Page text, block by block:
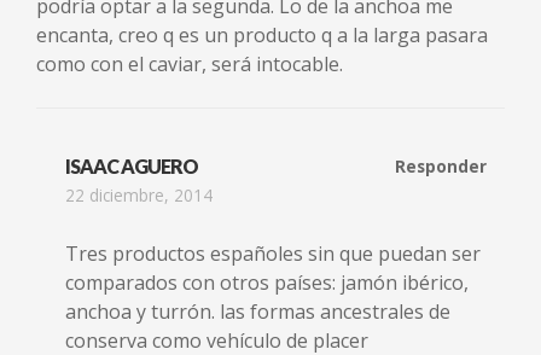
podría optar a la segunda. Lo de la anchoa me
encanta, creo q es un producto q a la larga pasara
como con el caviar, será intocable.
ISAAC AGUERO
22 diciembre, 2014
Responder
Tres productos españoles sin que puedan ser
comparados con otros países: jamón ibérico,
anchoa y turrón. las formas ancestrales de
conserva como vehículo de placer